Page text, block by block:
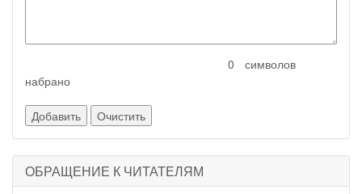
символов
набрано
ОБРАЩЕНИЕ К ЧИТАТЕЛЯМ